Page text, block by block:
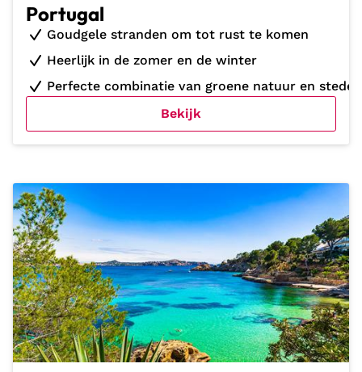
Portugal
Goudgele stranden om tot rust te komen
Heerlijk in de zomer en de winter
Perfecte combinatie van groene natuur en
Bekijk